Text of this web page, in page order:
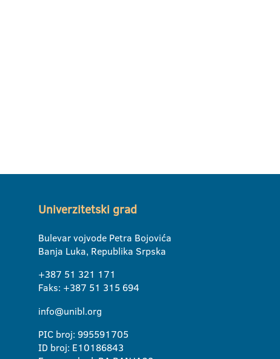
Univerzitetski grad
Bulevar vojvode Petra Bojovića
Banja Luka, Republika Srpska
+387 51 321 171
Faks: +387 51 315 694
info@unibl.org
PIC broj: 995591705
ID broj: E10186843